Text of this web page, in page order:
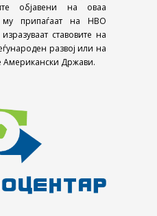
објавени на оваа
му припаѓаат на НВО
ставовите на
развој или на
Американски Држави.